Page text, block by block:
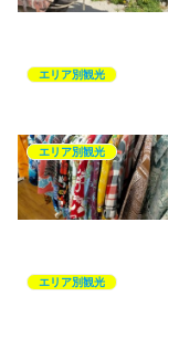
エリア別観光
エリア別観光
エリア別観光